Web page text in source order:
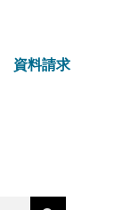
資料請求